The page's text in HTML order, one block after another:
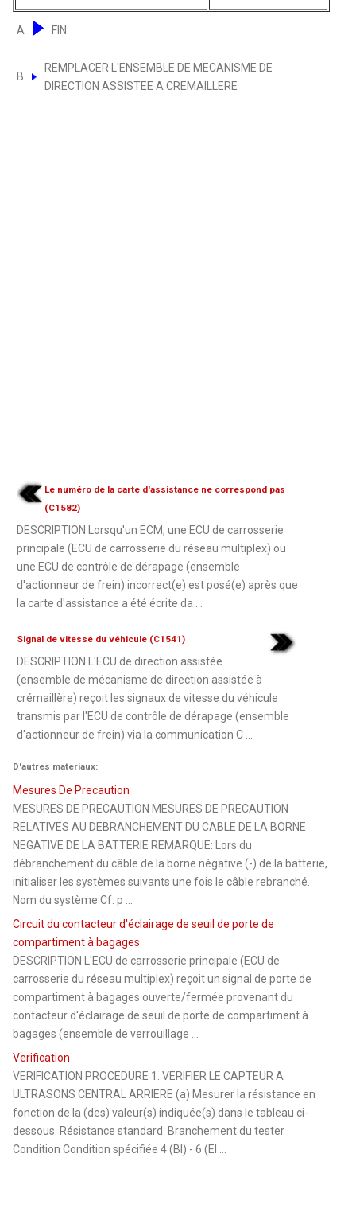
A FIN
B
REMPLACER L'ENSEMBLE DE MECANISME DE
DIRECTION ASSISTEE A CREMAILLERE
Le numéro de la carte d'assistance ne correspond pas
(C1582)
DESCRIPTION Lorsqu'un ECM, une ECU de carrosserie
principale (ECU de carrosserie du réseau multiplex) ou
une ECU de contrôle de dérapage (ensemble
d'actionneur de frein) incorrect(e) est posé(e) après que
la carte d'assistance a été écrite da ...
Signal de vitesse du véhicule (C1541)
DESCRIPTION L'ECU de direction assistée
(ensemble de mécanisme de direction assistée à
crémaillère) reçoit les signaux de vitesse du véhicule
transmis par l'ECU de contrôle de dérapage (ensemble
d'actionneur de frein) via la communication C ...
D'autres materiaux:
Mesures De Precaution
MESURES DE PRECAUTION MESURES DE PRECAUTION
RELATIVES AU DEBRANCHEMENT DU CABLE DE LA BORNE
NEGATIVE DE LA BATTERIE REMARQUE: Lors du
débranchement du câble de la borne négative (-) de la batterie,
initialiser les systèmes suivants une fois le câble rebranché.
Nom du système Cf. p ...
Circuit du contacteur d'éclairage de seuil de porte de
compartiment à bagages
DESCRIPTION L'ECU de carrosserie principale (ECU de
carrosserie du réseau multiplex) reçoit un signal de porte de
compartiment à bagages ouverte/fermée provenant du
contacteur d'éclairage de seuil de porte de compartiment à
bagages (ensemble de verrouillage ...
Verification
VERIFICATION PROCEDURE 1. VERIFIER LE CAPTEUR A
ULTRASONS CENTRAL ARRIERE (a) Mesurer la résistance en
fonction de la (des) valeur(s) indiquée(s) dans le tableau ci-
dessous. Résistance standard: Branchement du tester
Condition Condition spécifiée 4 (BI) - 6 (EI ...